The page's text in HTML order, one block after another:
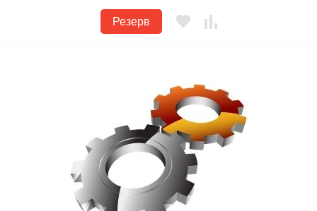
Резерв